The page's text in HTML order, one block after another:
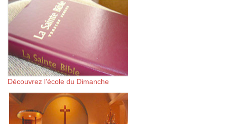
Découvrez l’école du Dimanche